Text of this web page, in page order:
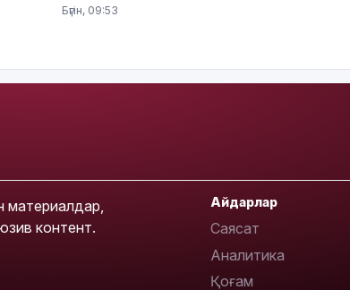
Бүгін, 09:53
материалдар,
контент.
Айдарлар
Саясат
Аналитика
Қоғам